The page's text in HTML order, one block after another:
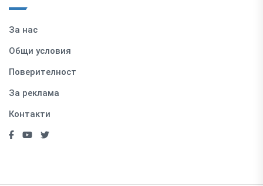
За нас
Общи условия
Поверителност
За реклама
Контакти